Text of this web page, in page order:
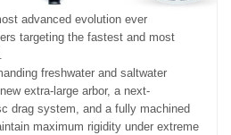
advanced evolution ever
targeting the fastest and most
freshwater and saltwater
extra-large arbor, a next-
drag system, and a fully machined
maximum rigidity under extreme